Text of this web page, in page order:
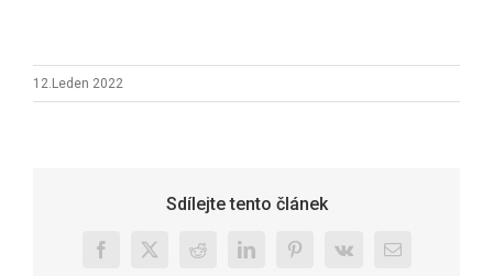
12.Leden 2022
Sdílejte tento článek
Facebook
X RedditLinkedInPinterest
Vk
E-